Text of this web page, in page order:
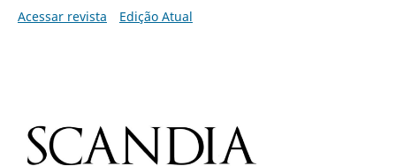
Acessar revista
Edição Atual